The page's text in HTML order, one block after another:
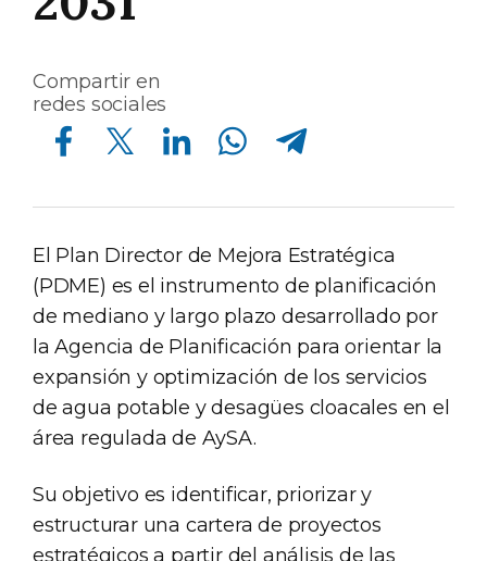
Compartir en
redes sociales
Compartir en Facebook Compartir en Twitter Compartir en Linkedin Compartir en Whatsapp Compartir en Telegram
El Plan Director de Mejora Estratégica
(PDME) es el instrumento de planificación
de mediano y largo plazo desarrollado por
la Agencia de Planificación para orientar la
expansión y optimización de los servicios
de agua potable y desagües cloacales en el
área regulada de AySA.
Su objetivo es identificar, priorizar y
estructurar una cartera de proyectos
estratégicos a partir del análisis de las